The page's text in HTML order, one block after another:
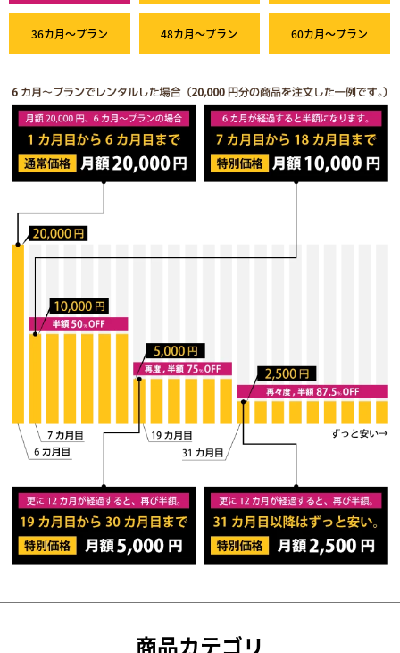
36カ月～プラン 48カ月～プラン 60カ月～プラン
商品カテゴリ